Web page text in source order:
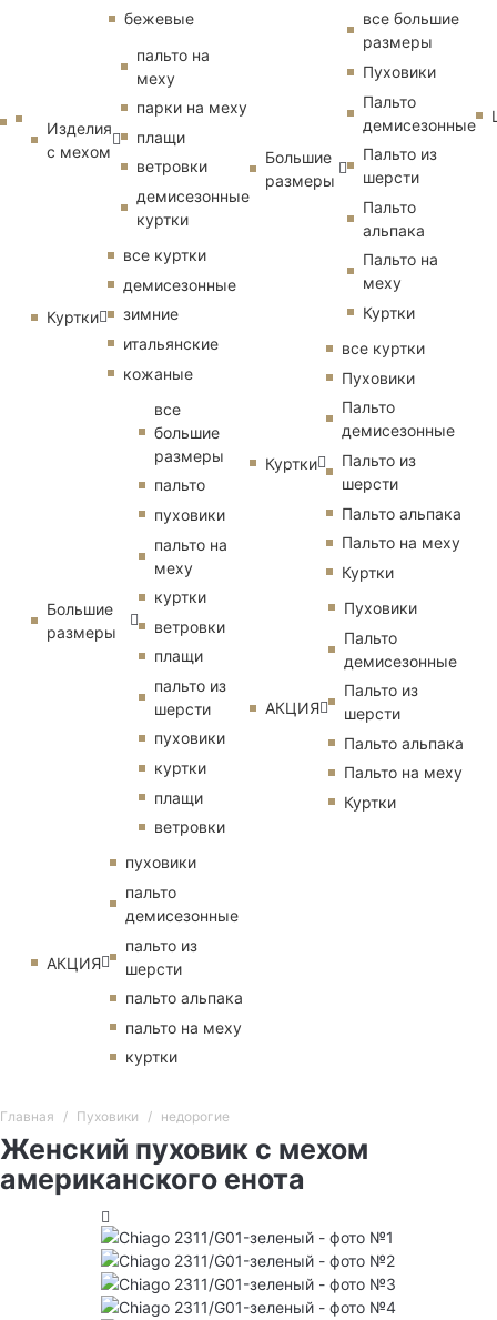
бежевые
Изделия
с мехом
пальто на
меху
парки на меху
плащи
ветровки
демисезонные
куртки
Куртки
все куртки
демисезонные
зимние
итальянские
кожаные
Большие
размеры
все
большие
размеры
пальто
пуховики
пальто на
меху
куртки
ветровки
плащи
пальто из
шерсти
пуховики
куртки
плащи
ветровки
АКЦИЯ
пуховики
пальто
демисезонные
пальто из
шерсти
пальто альпака
пальто на меху
куртки
Большие
размеры
все большие
размеры
Пуховики
Пальто
демисезонные
Пальто из
шерсти
Пальто
альпака
Пальто на
меху
Куртки
Куртки
все куртки
Пуховики
Пальто
демисезонные
Пальто из
шерсти
Пальто альпака
Пальто на меху
Куртки
АКЦИЯ
Пуховики
Пальто
демисезонные
Пальто из
шерсти
Пальто альпака
Пальто на меху
Куртки
Главная Пуховики недорогие
Женский пуховик с мехом
американского енота